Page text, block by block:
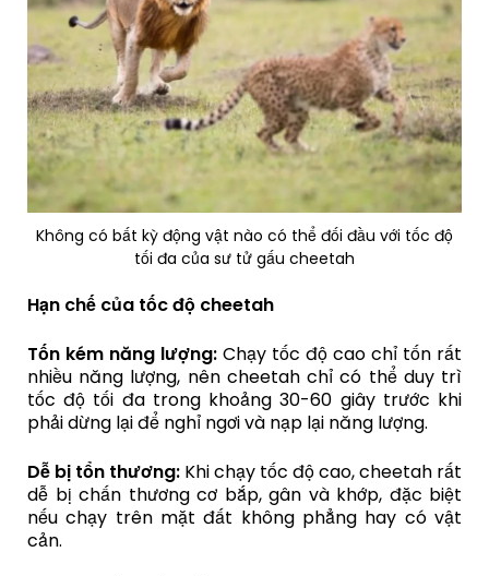
Không có bất kỳ động vật nào có thể đối đầu với tốc độ
tối đa của sư tử gấu cheetah
Hạn chế của tốc độ cheetah
Tốn kém năng lượng: Chạy tốc độ cao chỉ tốn rất
nhiều năng lượng, nên cheetah chỉ có thể duy trì
tốc độ tối đa trong khoảng 30-60 giây trước khi
phải dừng lại để nghỉ ngơi và nạp lại năng lượng.
Dễ bị tổn thương: Khi chạy tốc độ cao, cheetah rất
dễ bị chấn thương cơ bắp, gân và khớp, đặc biệt
nếu chạy trên mặt đất không phẳng hay có vật
cản.